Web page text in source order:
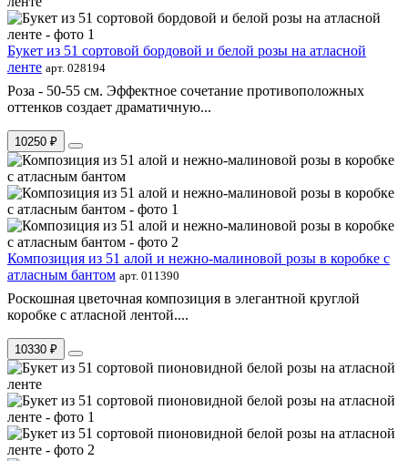
Букет из 51 сортовой бордовой и белой розы на атласной
ленте арт. 028194
Роза - 50-55 см. Эффектное сочетание противоположных
оттенков создает драматичную...
10250 ₽
Композиция из 51 алой и нежно-малиновой розы в коробке с
атласным бантом арт. 011390
Роскошная цветочная композиция в элегантной круглой
коробке с атласной лентой....
10330 ₽